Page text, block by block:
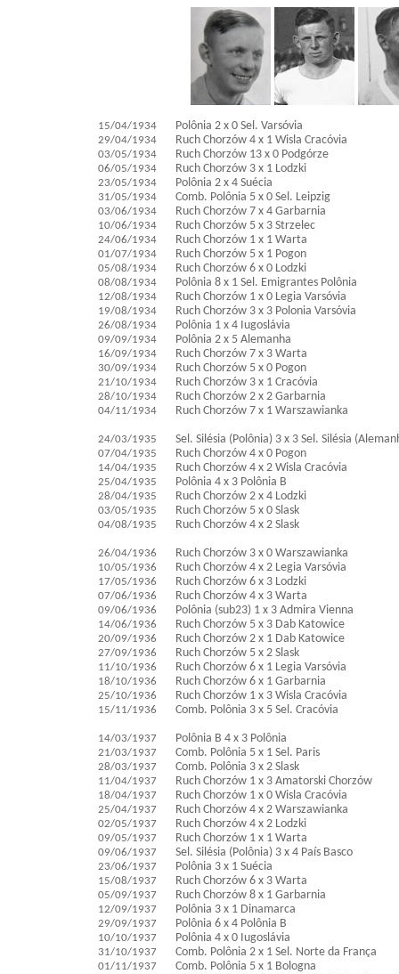
15/04/1934
29/04/1934
03/05/1934
06/05/1934
23/05/1934
31/05/1934
03/06/1934
10/06/1934
24/06/1934
01/07/1934
05/08/1934
08/08/1934
12/08/1934
19/08/1934
26/08/1934
09/09/1934
16/09/1934
30/09/1934
21/10/1934
28/10/1934
04/11/1934
24/03/1935
07/04/1935
14/04/1935
25/04/1935
28/04/1935
03/05/1935
04/08/1935
26/04/1936
10/05/1936
17/05/1936
07/06/1936
09/06/1936
14/06/1936
20/09/1936
27/09/1936
11/10/1936
18/10/1936
25/10/1936
15/11/1936
14/03/1937
21/03/1937
28/03/1937
11/04/1937
18/04/1937
25/04/1937
02/05/1937
09/05/1937
09/06/1937
23/06/1937
15/08/1937
05/09/1937
12/09/1937
29/09/1937
10/10/1937
31/10/1937
01/11/1937
Polônia 2 x 0 Sel. Varsóvia
Ruch Chorzów 4 x 1 Wisla Cracóvia
Ruch Chorzów 13 x 0 Podgórze
Ruch Chorzów 3 x 1 Lodzki
Polônia 2 x 4 Suécia
Comb. Polônia 5 x 0 Sel. Leipzig
Ruch Chorzów 7 x 4 Garbarnia
Ruch Chorzów 5 x 3 Strzelec
Ruch Chorzów 1 x 1 Warta
Ruch Chorzów 5 x 1 Pogon
Ruch Chorzów 6 x 0 Lodzki
Polônia 8 x 1 Sel. Emigrantes Polônia
Ruch Chorzów 1 x 0 Legia Varsóvia
Ruch Chorzów 3 x 3 Polonia Varsóvia
Polônia 1 x 4 Iugoslávia
Polônia 2 x 5 Alemanha
Ruch Chorzów 7 x 3 Warta
Ruch Chorzów 5 x 0 Pogon
Ruch Chorzów 3 x 1 Cracóvia
Ruch Chorzów 2 x 2 Garbarnia
Ruch Chorzów 7 x 1 Warszawianka
Sel. Silésia (Polônia) 3 x 3 Sel. Silésia
Ruch Chorzów 4 x 0 Pogon
Ruch Chorzów 4 x 2 Wisla Cracóvia
Polônia 4 x 3 Polônia B
Ruch Chorzów 2 x 4 Lodzki
Ruch Chorzów 5 x 0 Slask
Ruch Chorzów 4 x 2 Slask
Ruch Chorzów 3 x 0 Warszawianka
Ruch Chorzów 4 x 2 Legia Varsóvia
Ruch Chorzów 6 x 3 Lodzki
Ruch Chorzów 4 x 3 Warta
Polônia (sub23) 1 x 3 Admira Vienna
Ruch Chorzów 5 x 3 Dab Katowice
Ruch Chorzów 2 x 1 Dab Katowice
Ruch Chorzów 5 x 2 Slask
Ruch Chorzów 6 x 1 Legia Varsóvia
Ruch Chorzów 6 x 1 Garbarnia
Ruch Chorzów 1 x 3 Wisla Cracóvia
Comb. Polônia 3 x 5 Sel. Cracóvia
Polônia B 4 x 3 Polônia
Comb. Polônia 5 x 1 Sel. Paris
Comb. Polônia 3 x 2 Slask
Ruch Chorzów 1 x 3 Amatorski Chorzów
Ruch Chorzów 1 x 0 Wisla Cracóvia
Ruch Chorzów 4 x 2 Warszawianka
Ruch Chorzów 4 x 2 Lodzki
Ruch Chorzów 1 x 1 Warta
Sel. Silésia (Polônia) 3 x 4 País Basco
Polônia 3 x 1 Suécia
Ruch Chorzów 6 x 3 Warta
Ruch Chorzów 8 x 1 Garbarnia
Polônia 3 x 1 Dinamarca
Polônia 6 x 4 Polônia B
Polônia 4 x 0 Iugoslávia
Comb. Polônia 2 x 1 Sel. Norte da França
Comb. Polônia 5 x 1 Bologna